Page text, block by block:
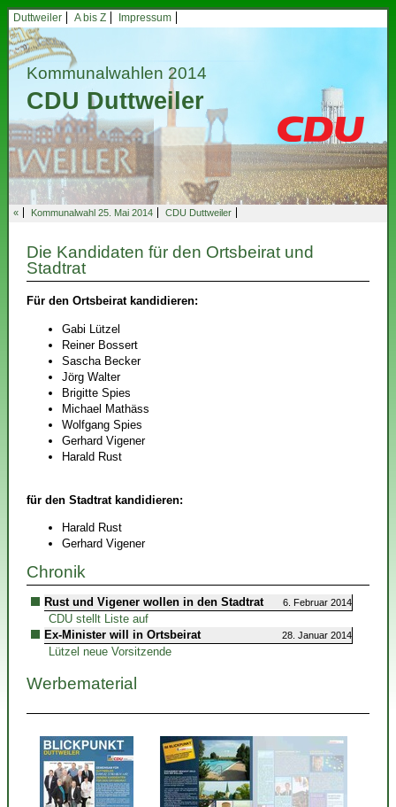
Duttweiler A bis Z Impressum
Kommunalwahlen 2014
CDU Duttweiler
« Kommunalwahl 25. Mai 2014 CDU Duttweiler
Die Kandidaten für den Ortsbeirat und
Stadtrat
Für den Ortsbeirat kandidieren:
Gabi Lützel
Reiner Bossert
Sascha Becker
Jörg Walter
Brigitte Spies
Michael Mathäss
Wolfgang Spies
Gerhard Vigener
Harald Rust
für den Stadtrat kandidieren:
Harald Rust
Gerhard Vigener
Chronik
Rust und Vigener wollen in den Stadtrat 6. Februar 2014
CDU stellt Liste auf
Ex-Minister will in Ortsbeirat
28. Januar 2014
Lützel neue Vorsitzende
Werbematerial